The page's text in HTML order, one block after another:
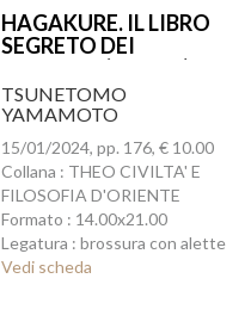
HAGAKURE. IL LIBRO
SEGRETO DEI
SAMURAI (ED.INT.)
TSUNETOMO
YAMAMOTO
15/01/2024, pp. 176, € 10.00
Collana : THEO CIVILTA' E
FILOSOFIA D'ORIENTE
Formato : 14.00x21.00
Legatura : brossura con alette
Vedi scheda